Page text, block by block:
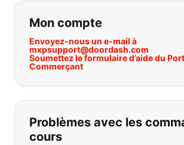
Si vous ne trouvez pas
Mon compte
Envoyez-nous un e-mail à
mxpsupport@doordash.com
Soumettez le formulaire d’aide du
Commerçant
Problèmes avec les
cours